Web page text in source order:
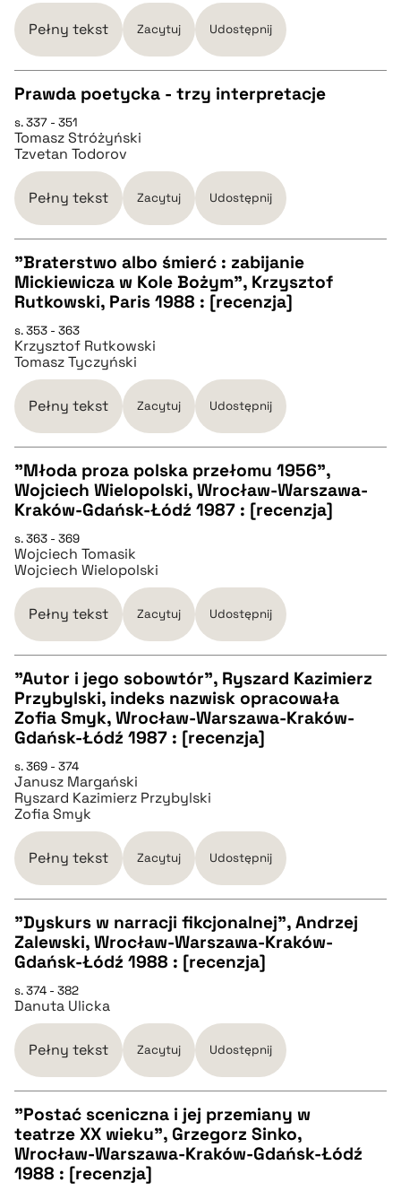
pobierz cytat
Pełny tekst Zacytuj Udostępnij
CZYSTY TEKST
pobierz cytat
BIBTEX
pobierz cytat
Prawda poetycka - trzy interpretacje
s. 337 - 351
Tomasz Stróżyński
Tzvetan Todorov
Pełny tekst Zacytuj Udostępnij
CZYSTY TEKST
pobierz cytat
BIBTEX
"Braterstwo albo śmierć : zabijanie
Mickiewicza w Kole Bożym", Krzysztof
Rutkowski, Paris 1988 : [recenzja]
s. 353 - 363
Krzysztof Rutkowski
Tomasz Tyczyński
Pełny tekst Zacytuj Udostępnij
CZYSTY TEKST
pobierz cytat
BIBTEX
"Młoda proza polska przełomu 1956",
Wojciech Wielopolski, Wrocław-Warszawa-
Kraków-Gdańsk-Łódź 1987 : [recenzja]
s. 363 - 369
Wojciech Tomasik
Wojciech Wielopolski
Pełny tekst Zacytuj Udostępnij
CZYSTY TEKST
pobierz cytat
BIBTEX
pobierz cytat
"Autor i jego sobowtór", Ryszard Kazimierz
Przybylski, indeks nazwisk opracowała
Zofia Smyk, Wrocław-Warszawa-Kraków-
Gdańsk-Łódź 1987 : [recenzja]
s. 369 - 374
Janusz Margański
Ryszard Kazimierz Przybylski
Zofia Smyk
Pełny tekst Zacytuj Udostępnij
CZYSTY TEKST
pobierz cytat
BIBTEX
pobierz cytat
"Dyskurs w narracji fikcjonalnej", Andrzej
Zalewski, Wrocław-Warszawa-Kraków-
Gdańsk-Łódź 1988 : [recenzja]
s. 374 - 382
Danuta Ulicka
Pełny tekst Zacytuj Udostępnij
CZYSTY TEKST
"Postać sceniczna i jej przemiany w
teatrze XX wieku", Grzegorz Sinko,
Wrocław-Warszawa-Kraków-Gdańsk-Łódź
1988 : [recenzja]